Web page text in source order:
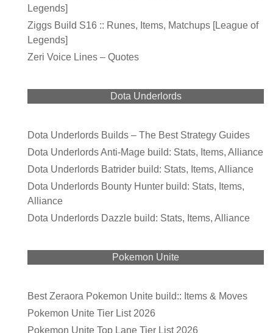
Legends]
Ziggs Build S16 :: Runes, Items, Matchups [League of
Legends]
Zeri Voice Lines – Quotes
Dota Underlords
Dota Underlords Builds – The Best Strategy Guides
Dota Underlords Anti-Mage build: Stats, Items, Alliance
Dota Underlords Batrider build: Stats, Items, Alliance
Dota Underlords Bounty Hunter build: Stats, Items,
Alliance
Dota Underlords Dazzle build: Stats, Items, Alliance
Pokemon Unite
Best Zeraora Pokemon Unite build:: Items & Moves
Pokemon Unite Tier List 2026
Pokemon Unite Top Lane Tier List 2026